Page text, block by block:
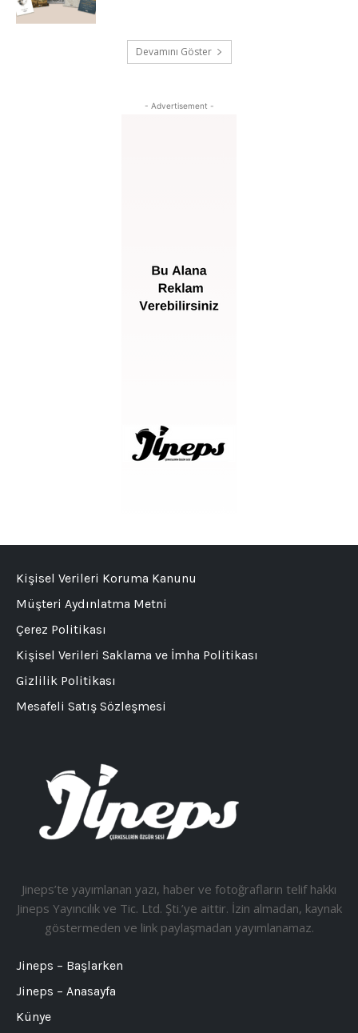
Devamını Göster
- Advertisement -
Jineps’te yayımlanan yazı, haber ve fotoğrafların telif hakkı
Jineps Yayıncılık ve Tic. Ltd. Şti.’ye aittir. İzin almadan, kaynak
göstermeden ve link paylaşmadan yayımlanamaz.
Jineps – Başlarken
Jineps – Anasayfa
Künye
Kişisel Verileri Koruma Kanunu
Müşteri Aydınlatma Metni
Çerez Politikası
Kişisel Verileri Saklama ve İmha Politikası
Gizlilik Politikası
Mesafeli Satış Sözleşmesi